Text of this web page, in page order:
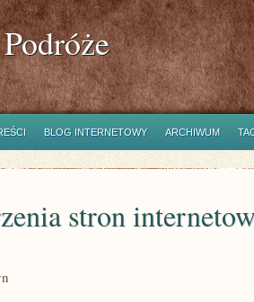
BLOG INTERNETOWY ARCHIWUM
stron